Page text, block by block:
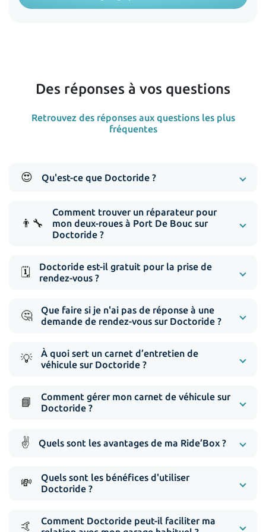
Des réponses à vos questions
Retrouvez des réponses aux questions les plus
fréquentes
😍 Qu'est-ce que Doctoride ?
👨‍🔧
Comment trouver un réparateur pour
mon deux-roues à Port De Bouc sur
Doctoride ?
🗓️
Doctoride est-il gratuit pour la prise de
rendez-vous ?
🤔
Que faire si je n'ai pas de réponse à une
demande de rendez-vous sur Doctoride ?
💡
À quoi sert un carnet d’entretien de
véhicule sur Doctoride ?
📘
Comment gérer mon carnet de véhicule sur
Doctoride ?
✌️ Quels sont les avantages de ma Ride’Box ?
💸
Quels sont les bénéfices d'utiliser
Doctoride ?
🤙
Comment Doctoride peut-il faciliter ma